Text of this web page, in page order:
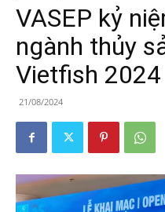
VASEP kỷ
ngành thủy
Vietfish 2024
21/08/2024